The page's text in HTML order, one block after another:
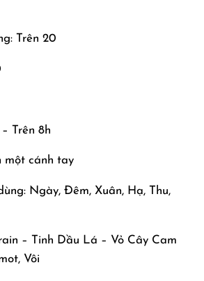
Trên 20
Trên 8h
một cánh tay
Ngày, Đêm, Xuân, Hạ, Thu,
– Tinh Dầu Lá – Vỏ Cây Cam
Vôi